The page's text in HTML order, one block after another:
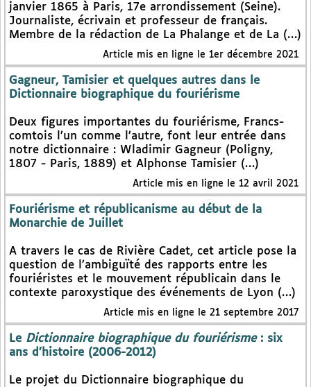
janvier 1865 à Paris, 17e arrondissement (Seine).
Journaliste, écrivain et professeur de français.
Membre de la rédaction de La Phalange et de La (…)
Article mis en ligne le 1er décembre 2021
Gagneur, Tamisier et quelques autres dans le
Dictionnaire biographique du fouriérisme
Deux figures importantes du fouriérisme, Francs-
comtois l’un comme l’autre, font leur entrée dans
notre dictionnaire : Wladimir Gagneur (Poligny,
1807 - Paris, 1889) et Alphonse Tamisier (…)
Article mis en ligne le 12 avril 2021
Fouriérisme et républicanisme au début de la
Monarchie de Juillet
A travers le cas de Rivière Cadet, cet article pose la
question de l’ambiguïté des rapports entre les
fouriéristes et le mouvement républicain dans le
contexte paroxystique des événements de Lyon (…)
Article mis en ligne le 21 septembre 2017
Le Dictionnaire biographique du fouriérisme: six
ans d’histoire (2006-2012)
Le projet du Dictionnaire biographique du